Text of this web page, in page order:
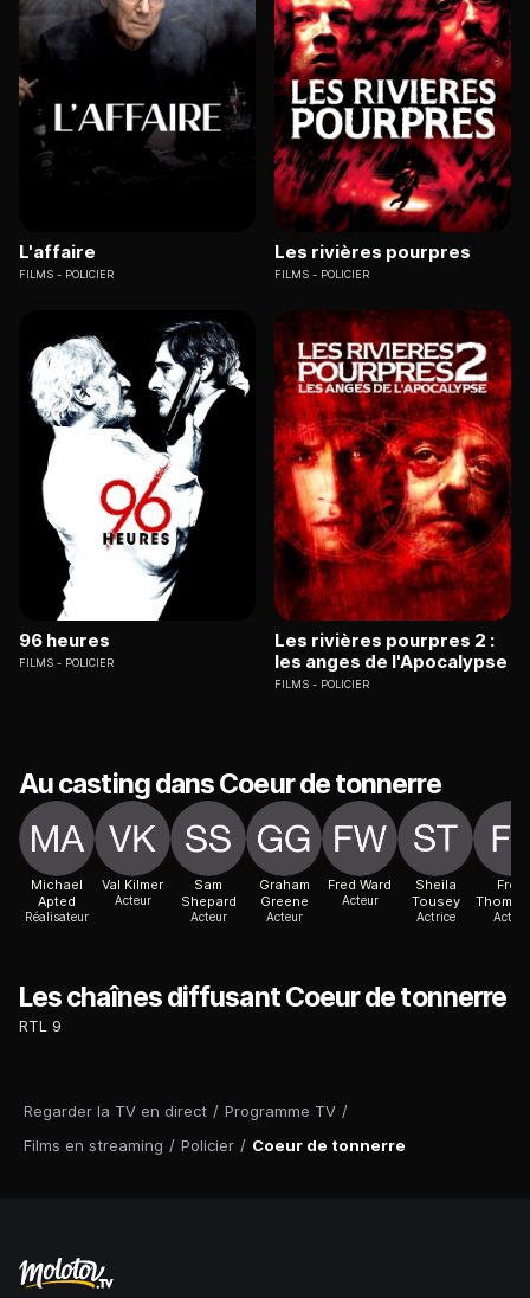
Regarder la TV en direct / Programme TV /
Films en streaming / Policier / Coeur de tonnerre
L'affaire
FILMS POLICIER
Les rivières pourpres
FILMS POLICIER
96 heures
FILMS POLICIER
Les rivières pourpres 2 :
les anges de l'Apocalypse
FILMS POLICIER
Au casting dans Coeur de tonnerre
Michael
Apted
Réalisateur
Val Kilmer
Acteur
Sam
Shepard
Acteur
Graham
Greene
Acteur
Fred Ward
Acteur
Sheila
Tousey
Actrice
Fred
Acteur
Les chaînes diffusant Coeur de tonnerre
RTL 9